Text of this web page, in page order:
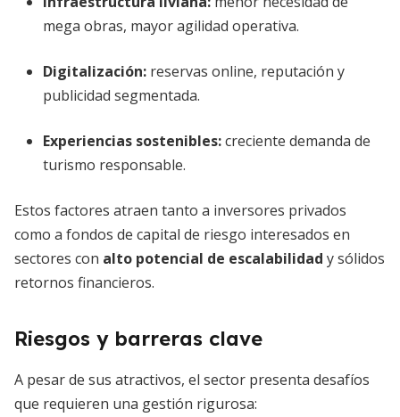
mega obras, mayor agilidad operativa.
Digitalización: reservas online, reputación y
publicidad segmentada.
Experiencias sostenibles:creciente demanda de
turismo responsable.
Estos factores atraen tanto a inversores privados
como a fondos de capital de riesgo interesados en
sectores con alto potencial de escalabilidad y sólidos
retornos financieros.
Riesgos y barreras clave
A pesar de sus atractivos, el sector presenta desafíos
que requieren una gestión rigurosa: